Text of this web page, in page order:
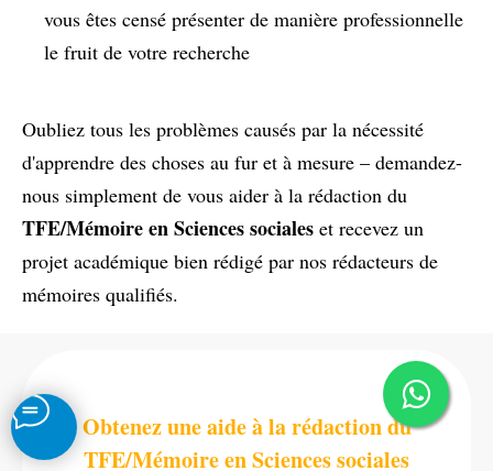
vous êtes censé présenter de manière professionnelle
le fruit de votre recherche
Oubliez tous les problèmes causés par la nécessité
d'apprendre des choses au fur et à mesure – demandez-
nous simplement de vous aider à la rédaction du
TFE/Mémoire en Sciences sociales et recevez un
projet académique bien rédigé par nos rédacteurs de
mémoires qualifiés.
Obtenez une aide à la rédaction du
TFE/Mémoire en Sciences sociales